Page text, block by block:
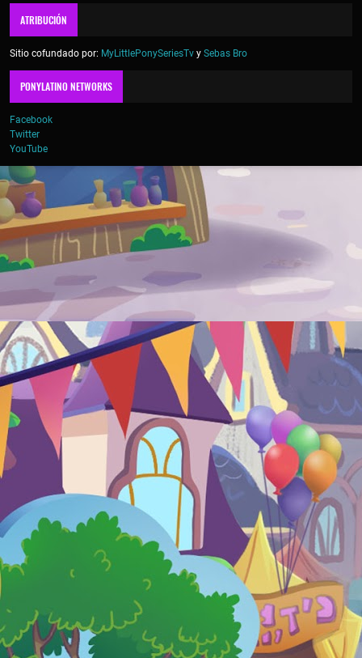
ATRIBUCIÓN
Sitio cofundado por: MyLittlePonySeriesTv y Sebas Bro
PONYLATINO NETWORKS
Facebook
Twitter
YouTube